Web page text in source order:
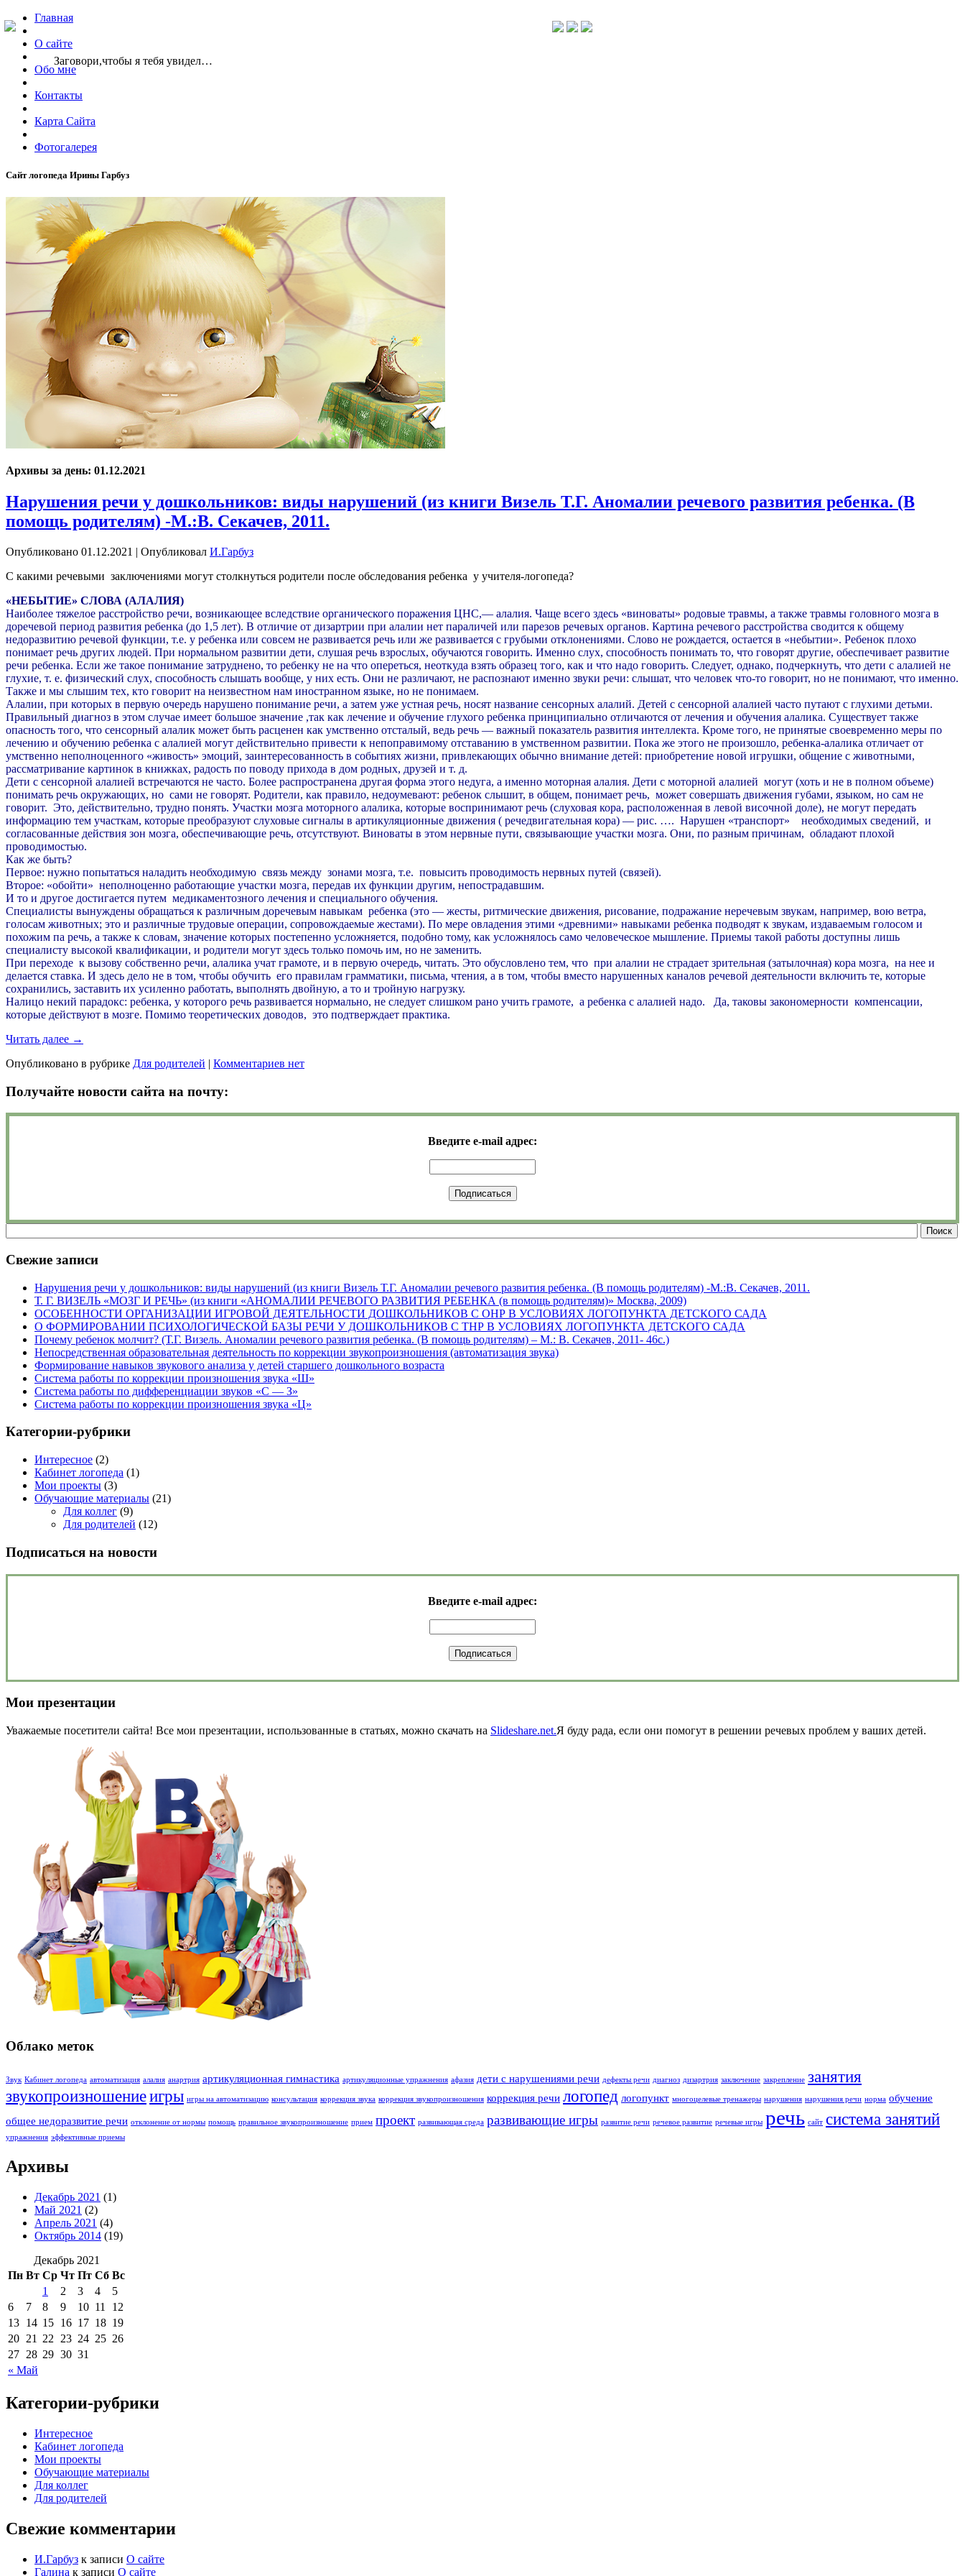
Главная
О сайте
Обо мне
Контакты
Карта Сайта
Фотогалерея
Заговори,чтобы я тебя увидел…
Сайт логопеда Ирины Гарбуз
Архивы за день: 01.12.2021
Нарушения речи у дошкольников: виды нарушений (из книги Визель Т.Г. Аномалии речевого развития ребенка. (В
помощь родителям) -М.:В. Секачев, 2011.
Опубликовано 01.12.2021 | Опубликовал И.Гарбуз
С какими речевыми заключениями могут столкнуться родители после обследования ребенка у учителя-логопеда?
«НЕБЫТИЕ» СЛОВА (АЛАЛИЯ)
Наиболее тяжелое расстройство речи, возникающее вследствие органического поражения ЦНС,— алалия. Чаще всего здесь «виноваты» родовые травмы, а также травмы головного мозга в
доречевой период развития ребенка (до 1,5 лет). В отличие от дизартрии при алалии нет параличей или парезов речевых органов. Картина речевого расстройства сводится к общему
недоразвитию речевой функции, т.е. у ребенка или совсем не развивается речь или же развивается с грубыми отклонениями. Слово не рождается, остается в «небытии». Ребенок плохо
понимает речь других людей. При нормальном развитии дети, слушая речь взрослых, обучаются говорить. Именно слух, способность понимать то, что говорят другие, обеспечивает развитие
речи ребенка. Если же такое понимание затруднено, то ребенку не на что опереться, неоткуда взять образец того, как и что надо говорить. Следует, однако, подчеркнуть, что дети с алалией не
глухие, т. е. физический слух, способность слышать вообще, у них есть. Они не различают, не распознают именно звуки речи: слышат, что человек что-то говорит, но не понимают, что именно.
Также и мы слышим тех, кто говорит на неизвестном нам иностранном языке, но не понимаем.
Алалии, при которых в первую очередь нарушено понимание речи, а затем уже устная речь, носят название сенсорных алалий. Детей с сенсорной алалией часто путают с глухими детьми.
Правильный диагноз в этом случае имеет большое значение ,так как лечение и обучение глухого ребенка принципиально отличаются от лечения и обучения алалика. Существует также
опасность того, что сенсорный алалик может быть расценен как умственно отсталый, ведь речь — важный показатель развития интеллекта. Кроме того, не принятые своевременно меры по
лечению и обучению ребенка с алалией могут действительно привести к непоправимому отставанию в умственном развитии. Пока же этого не произошло, ребенка-алалика отличает от
умственно неполноценного «живость» эмоций, заинтересованность в событиях жизни, привлекающих обычно внимание детей: приобретение новой игрушки, общение с животными,
рассматривание картинок в книжках, радость по поводу прихода в дом родных, друзей и т. д.
Дети с сенсорной алалией встречаются не часто. Более распространена другая форма этого недуга, а именно моторная алалия. Дети с моторной алалией могут (хоть и не в полном объеме)
понимать речь окружающих, но сами не говорят. Родители, как правило, недоумевают: ребенок слышит, в общем, понимает речь, может совершать движения губами, языком, но сам не
говорит. Это, действительно, трудно понять. Участки мозга моторного алалика, которые воспринимают речь (слуховая кора, расположенная в левой височной доле), не могут передать
информацию тем участкам, которые преобразуют слуховые сигналы в артикуляционные движения ( речедвигательная кора) — рис. …. Нарушен «транспорт» необходимых сведений, и
согласованные действия зон мозга, обеспечивающие речь, отсутствуют. Виноваты в этом нервные пути, связывающие участки мозга. Они, по разным причинам, обладают плохой
проводимостью.
Как же быть?
Первое: нужно попытаться наладить необходимую связь между зонами мозга, т.е. повысить проводимость нервных путей (связей).
Второе: «обойти» неполноценно работающие участки мозга, передав их функции другим, непострадавшим.
И то и другое достигается путем медикаментозного лечения и специального обучения.
Специалисты вынуждены обращаться к различным доречевым навыкам ребенка (это — жесты, ритмические движения, рисование, подражание неречевым звукам, например, вою ветра,
голосам животных; это и различные трудовые операции, сопровождаемые жестами). По мере овладения этими «древними» навыками ребенка подводят к звукам, издаваемым голосом и
похожим па речь, а также к словам, значение которых постепенно усложняется, подобно тому, как усложнялось само человеческое мышление. Приемы такой работы доступны лишь
специалисту высокой квалификации, и родители могут здесь только помочь им, но не заменить.
При переходе к вызову собственно речи, алалика учат грамоте, и в первую очередь, читать. Это обусловлено тем, что при алалии не страдает зрительная (затылочная) кора мозга, на нее и
делается ставка. И здесь дело не в том, чтобы обучить его правилам грамматики, письма, чтения, а в том, чтобы вместо нарушенных каналов речевой деятельности включить те, которые
сохранились, заставить их усиленно работать, выполнять двойную, а то и тройную нагрузку.
Налицо некий парадокс: ребенка, у которого речь развивается нормально, не следует слишком рано учить грамоте, а ребенка с алалией надо. Да, таковы закономерности компенсации,
которые действуют в мозге. Помимо теоретических доводов, это подтверждает практика.
Читать далее →
Опубликовано в рубрике Для родителей | Комментариев нет
Получайте новости сайта на почту:
Введите e-mail адрес:
Свежие записи
Нарушения речи у дошкольников: виды нарушений (из книги Визель Т.Г. Аномалии речевого развития ребенка. (В помощь родителям) -М.:В. Секачев, 2011.
Т. Г. ВИЗЕЛЬ «МОЗГ И РЕЧЬ» (из книги «АНОМАЛИИ РЕЧЕВОГО РАЗВИТИЯ РЕБЕНКА (в помощь родителям)» Москва, 2009)
ОСОБЕННОСТИ ОРГАНИЗАЦИИ ИГРОВОЙ ДЕЯТЕЛЬНОСТИ ДОШКОЛЬНИКОВ С ОНР В УСЛОВИЯХ ЛОГОПУНКТА ДЕТСКОГО САДА
О ФОРМИРОВАНИИ ПСИХОЛОГИЧЕСКОЙ БАЗЫ РЕЧИ У ДОШКОЛЬНИКОВ С ТНР В УСЛОВИЯХ ЛОГОПУНКТА ДЕТСКОГО САДА
Почему ребенок молчит? (Т.Г. Визель. Аномалии речевого развития ребенка. (В помощь родителям) – М.: В. Секачев, 2011- 46с.)
Непосредственная образовательная деятельность по коррекции звукопроизношения (автоматизация звука)
Формирование навыков звукового анализа у детей старшего дошкольного возраста
Система работы по коррекции произношения звука «Ш»
Система работы по дифференциации звуков «С — З»
Система работы по коррекции произношения звука «Ц»
Категории-рубрики
Интересное (2)
Кабинет логопеда (1)
Мои проекты (3)
Обучающие материалы (21)
Для коллег (9)
Для родителей (12)
Подписаться на новости
Введите e-mail адрес:
Мои презентации
Уважаемые посетители сайта! Все мои презентации, использованные в статьях, можно скачать на Slideshare.net.Я буду рада, если они помогут в решении речевых проблем у ваших детей.
Облако меток
Звук Кабинет логопеда автоматизация алалия анартрия артикуляционная гимнастика артикуляционные упражнения афазия дети с нарушениями речи дефекты речи диагноз дизартрия заключение закрепление занятия
звукопроизношениеигры игры на автоматизацию консультация коррекция звука коррекция звукопроизношения коррекция речи логопед логопункт многоцелевые тренажеры нарушения нарушения речи норма обучение
общее недоразвитие речи отклонение от нормы помощь правильное звукопроизношение прием проект развивающая среда развивающие игры развитие речи речевое развитие речевые игры речь сайт система занятий
упражнения эффективные приемы
Архивы
Декабрь 2021 (1)
Май 2021 (2)
Апрель 2021 (4)
Октябрь 2014 (19)
Декабрь 2021
Пн Вт Ср Чт Пт Сб Вс
« Май
1 2 3 4
5
6
7 8 9 10 11
12
13 14 15 16 17 18 19
20 21 22 23 24 25 26
27 28 29 30 31
Категории-рубрики
Интересное
Кабинет логопеда
Мои проекты
Обучающие материалы
Для коллег
Для родителей
Свежие комментарии
И.Гарбуз к записи О сайте
Галина к записи О сайте